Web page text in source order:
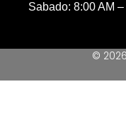
Sabado: 8:00 AM –
©